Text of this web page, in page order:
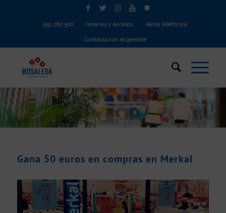
952 280 500 Horarios y Accesos Venta telefónica
Contacta con el gerente
Gana 50 euros en compras en Merkal